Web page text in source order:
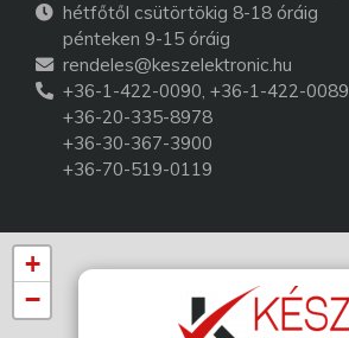
hétfőtől csütörtökig 8-18 óráig
pénteken 9-15 óráig
rendeles@keszelektronic.hu
+36-1-422-0090, +36-1-422-0089
+36-20-335-8978
+36-30-367-3900
+36-70-519-0119
+
−